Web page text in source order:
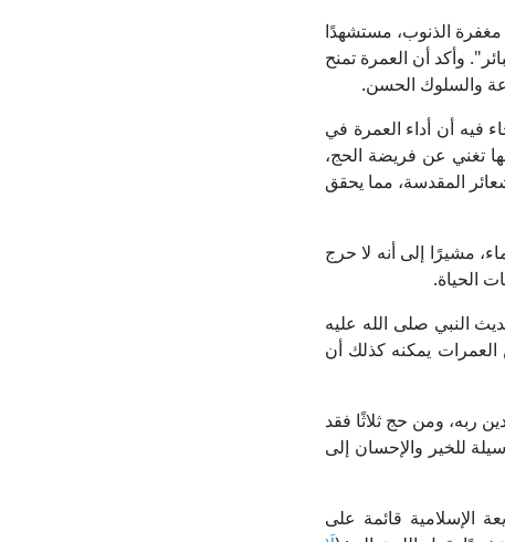
مغفرة الذنوب، مستشهدًا
وأكد أن العمرة تمنح
والسلوك الحسن.
فيه أن أداء العمرة في
تغني عن فريضة الحج،
المقدسة، مما يحقق
مشيرًا إلى أنه لا حرج
الحياة.
النبي صلى الله عليه
يمكنه كذلك أن
ربه، ومن حج ثلاثًا فقد
للخير والإحسان إلى
الإسلامية قائمة على